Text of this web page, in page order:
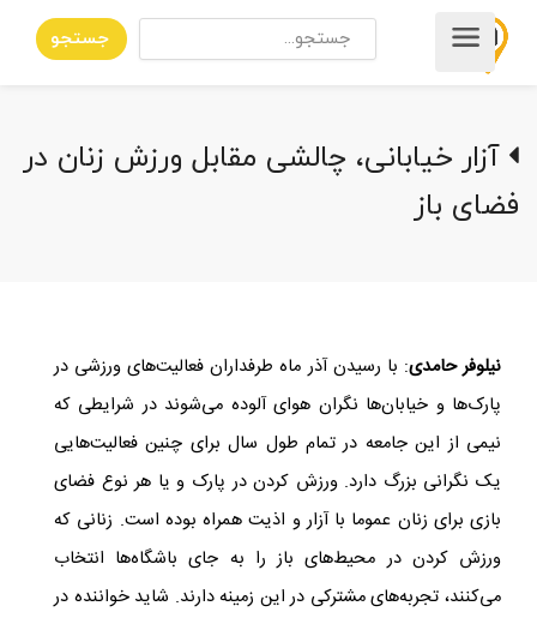
جستجو
آزار خیابانی، چالشی مقابل ورزش زنان در
فضای باز
نیلوفر حامدی: با رسیدن آذر ماه طرفداران فعالیت‌های ورزشی در
پارک‌ها و خیابان‌ها نگران هوای آلوده می‌شوند در شرایطی که
نیمی از این جامعه در تمام طول سال برای چنین فعالیت‌هایی
یک نگرانی بزرگ دارد. ورزش کردن در پارک و یا هر نوع فضای
بازی برای زنان عموما با آزار و اذیت همراه بوده است. زنانی که
ورزش کردن در محیط‌های باز را به جای باشگاه‌ها انتخاب
می‌کنند، تجربه‌های مشترکی در این زمینه دارند. شاید خواننده در